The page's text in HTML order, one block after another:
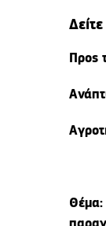
Προς
Θέμα: